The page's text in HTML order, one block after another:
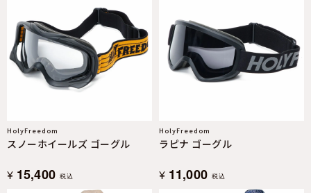
HolyFreedom
スノーホイールズ ゴーグル
¥ 15,400 税込
HolyFreedom
ラピナ ゴーグル
¥ 11,000 税込